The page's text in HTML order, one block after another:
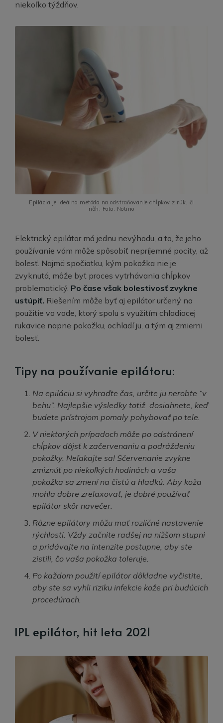
niekoľko týždňov.
Epilácia je ideálna metóda na odstraňovanie chĺpkov z rúk, či
nôh. Foto: Notino
Elektrický epilátor má jednu nevýhodu, a to, že jeho
používanie vám môže spôsobiť nepríjemné pocity, až
bolesť. Najmä spočiatku, kým pokožka nie je
zvyknutá, môže byť proces vytrhávania chĺpkov
problematický. Po čase však bolestivosť zvykne
ustúpiť. Riešením môže byť aj epilátor určený na
použitie vo vode, ktorý spolu s využitím chladiacej
rukavice napne pokožku, ochladí ju, a tým aj zmierni
bolesť.
Tipy na používanie epilátoru:
Na epiláciu si vyhraďte čas, určite ju nerobte “v
behu”. Najlepšie výsledky totiž dosiahnete, keď
budete prístrojom pomaly pohybovať po tele.
V niektorých prípadoch môže po odstránení
chĺpkov dôjsť k začervenaniu a podráždeniu
pokožky. Neľakajte sa! Sčervenanie zvykne
zmiznúť po niekoľkých hodinách a vaša
pokožka sa zmení na čistú a hladkú. Aby koža
mohla dobre zrelaxovať, je dobré používať
epilátor skôr navečer.
Rôzne epilátory môžu mať rozličné nastavenie
rýchlosti. Vždy začnite radšej na nižšom stupni
a pridávajte na intenzite postupne, aby ste
zistili, čo vaša pokožka toleruje.
Po každom použití epilátor dôkladne vyčistite,
aby ste sa vyhli riziku infekcie kože pri budúcich
procedúrach.
IPL epilátor, hit leta 2021